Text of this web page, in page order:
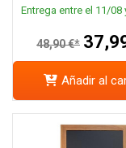
Entrega entre el 11/08
48,90 €*
Añadir al